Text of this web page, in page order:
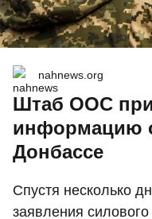
nahnews.org
Штаб ООС
информацию
Донбассе
Спустя несколько
заявления